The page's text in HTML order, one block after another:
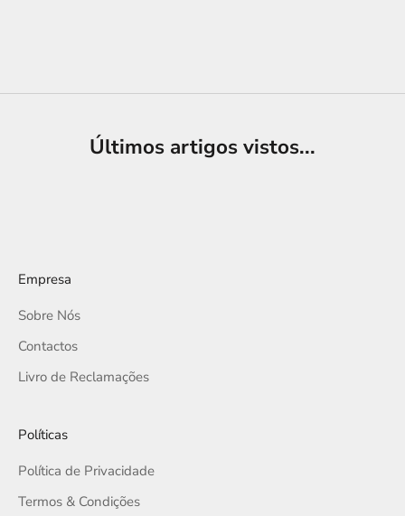
Últimos artigos vistos...
Empresa
Sobre Nós
Contactos
Livro de Reclamações
Políticas
Política de Privacidade
Termos & Condições